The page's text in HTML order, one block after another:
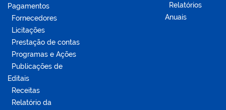
Pagamentos
Fornecedores
Licitações
Prestação de contas
Programas e Ações
Publicações de
Editais
Receitas
Relatório da
Relatórios
Anuais